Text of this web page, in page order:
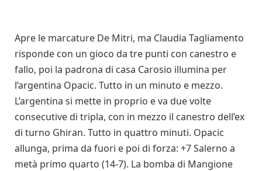
Apre le marcature De Mitri, ma Claudia Tagliamento
risponde con un gioco da tre punti con canestro e
fallo, poi la padrona di casa Carosio illumina per
l’argentina Opacic. Tutto in un minuto e mezzo.
L’argentina si mette in proprio e va due volte
consecutive di tripla, con in mezzo il canestro dell’ex
di turno Ghiran. Tutto in quattro minuti. Opacic
allunga, prima da fuori e poi di forza: +7 Salerno a
metà primo quarto (14-7). La bomba di Mangione